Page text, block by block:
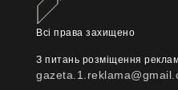
Всі права захищено
З питань розміщення